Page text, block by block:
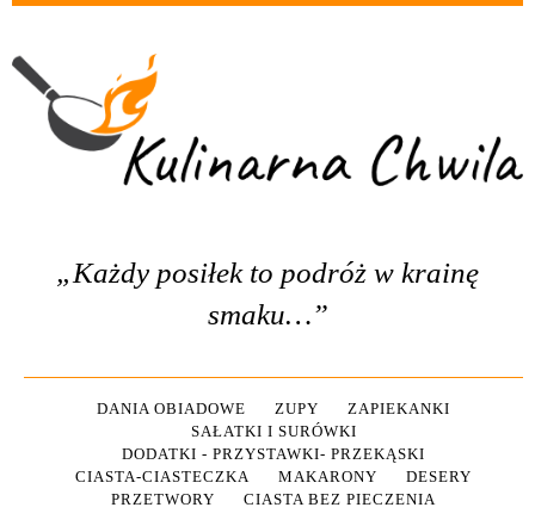
„Każdy posiłek to podróż w krainę
smaku…”
DANIA OBIADOWE ZUPY
ZAPIEKANKI
SAŁATKI I SURÓWKI
DODATKI - PRZYSTAWKI- PRZEKĄSKI
CIASTA-CIASTECZKA
MAKARONY
DESERY
PRZETWORY
CIASTA BEZ PIECZENIA